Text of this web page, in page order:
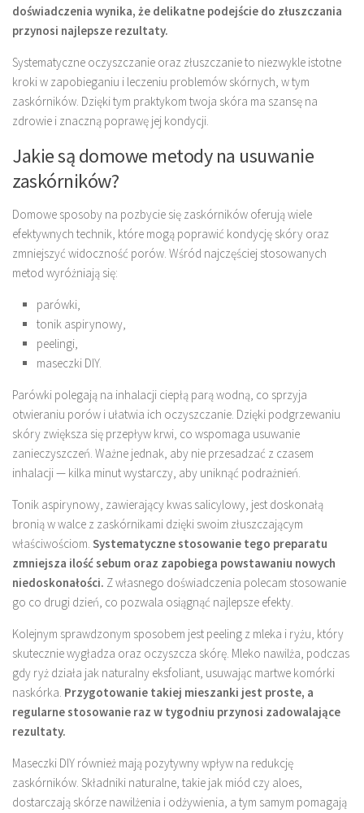
doświadczenia wynika, że delikatne podejście do złuszczania
przynosi najlepsze rezultaty.
Systematyczne oczyszczanie oraz złuszczanie to niezwykle istotne
kroki w zapobieganiu i leczeniu problemów skórnych, w tym
zaskórników. Dzięki tym praktykom twoja skóra ma szansę na
zdrowie i znaczną poprawę jej kondycji.
Jakie są domowe metody na usuwanie
zaskórników?
Domowe sposoby na pozbycie się zaskórników oferują wiele
efektywnych technik, które mogą poprawić kondycję skóry oraz
zmniejszyć widoczność porów. Wśród najczęściej stosowanych
metod wyróżniają się:
parówki,
tonik aspirynowy,
peelingi,
maseczki DIY.
Parówki polegają na inhalacji ciepłą parą wodną, co sprzyja
otwieraniu porów i ułatwia ich oczyszczanie. Dzięki podgrzewaniu
skóry zwiększa się przepływ krwi, co wspomaga usuwanie
zanieczyszczeń. Ważne jednak, aby nie przesadzać z czasem
inhalacji — kilka minut wystarczy, aby uniknąć podrażnień.
Tonik aspirynowy, zawierający kwas salicylowy, jest doskonałą
bronią w walce z zaskórnikami dzięki swoim złuszczającym
właściwościom. Systematyczne stosowanie tego preparatu
zmniejsza ilość sebum oraz zapobiega powstawaniu nowych
niedoskonałości. Z własnego doświadczenia polecam stosowanie
go co drugi dzień, co pozwala osiągnąć najlepsze efekty.
Kolejnym sprawdzonym sposobem jest peeling z mleka i ryżu, który
skutecznie wygładza oraz oczyszcza skórę. Mleko nawilża, podczas
gdy ryż działa jak naturalny eksfoliant, usuwając martwe komórki
naskórka. Przygotowanie takiej mieszanki jest proste, a
regularne stosowanie raz w tygodniu przynosi zadowalające
rezultaty.
Maseczki DIY również mają pozytywny wpływ na redukcję
zaskórników. Składniki naturalne, takie jak miód czy aloes,
dostarczają skórze nawilżenia i odżywienia, a tym samym pomagają